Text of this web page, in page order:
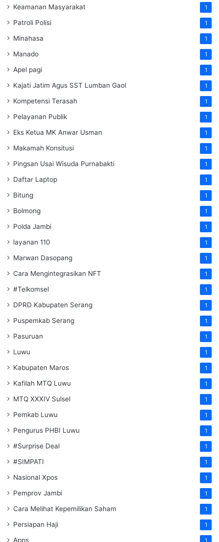
Keamanan Masyarakat 1
Patroli Polisi 1
Minahasa 1
Manado 1
Apel pagi 1
Kajati Jatim Agus SST Lumban Gaol 1
Kompetensi Terasah 1
Pelayanan Publik 1
Eks Ketua MK Anwar Usman 1
Makamah Konsitusi 1
Pingsan Usai Wisuda Purnabakti 1
Daftar Laptop 1
Bitung 1
Bolmong 1
Polda Jambi 1
layanan 110 1
Marwan Dasopang 1
Cara Mengintegrasikan NFT 1
#Telkomsel 1
DPRD Kabupaten Serang 1
Puspemkab Serang 1
Pasuruan 1
Luwu 1
Kabupaten Maros 1
Kafilah MTQ Luwu 1
MTQ XXXIV Sulsel 1
Pemkab Luwu 1
Pengurus PHBI Luwu 1
#Surprise Deal 1
#SIMPATI 1
Nasional Xpos 1
Pemprov Jambi 1
Cara Melihat Kepemilikan Saham 1
Persiapan Haji 1
Apps 1